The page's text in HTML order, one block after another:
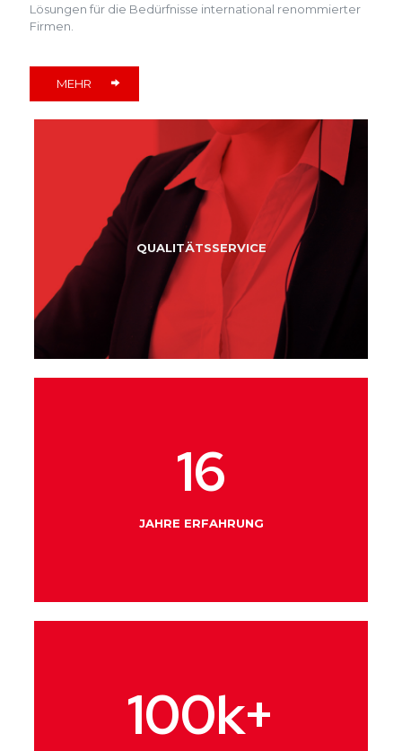
Lösungen für die Bedürfnisse international renommierter
Firmen.
MEHR
QUALITÄTSSERVICE
16
JAHRE ERFAHRUNG
100k+